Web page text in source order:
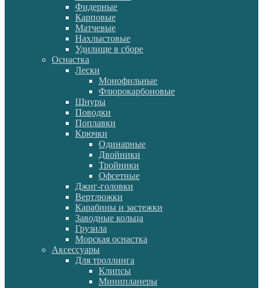
Фидерные
Карповые
Матчевые
Нахлыстовые
Удилище в сборе
Оснастка
Лески
Монофильные
Флюрокарбоновые
Шнуры
Поводки
Поплавки
Крючки
Одинарные
Двойники
Тройники
Офсетные
Джиг-головки
Вертлюжки
Карабины и застежки
Заводные кольца
Грузила
Морская оснастка
Аксессуары
Для троллинга
Клипсы
Минипланеры